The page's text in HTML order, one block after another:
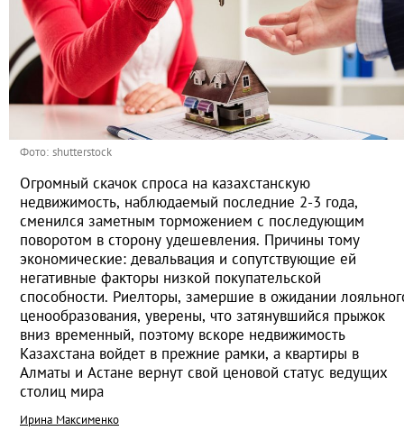
Фото: shutterstock
Огромный скачок спроса на казахстанскую
недвижимость, наблюдаемый последние 2-3 года,
сменился заметным торможением с последующим
поворотом в сторону удешевления. Причины тому
экономические: девальвация и сопутствующие ей
негативные факторы низкой покупательской
способности. Риелторы, замершие в ожидании
ценообразования, уверены, что затянувшийся прыжок
вниз временный, поэтому вскоре недвижимость
Казахстана войдет в прежние рамки, а квартиры в
Алматы и Астане вернут свой ценовой статус ведущих
столиц мира
Ирина Максименко